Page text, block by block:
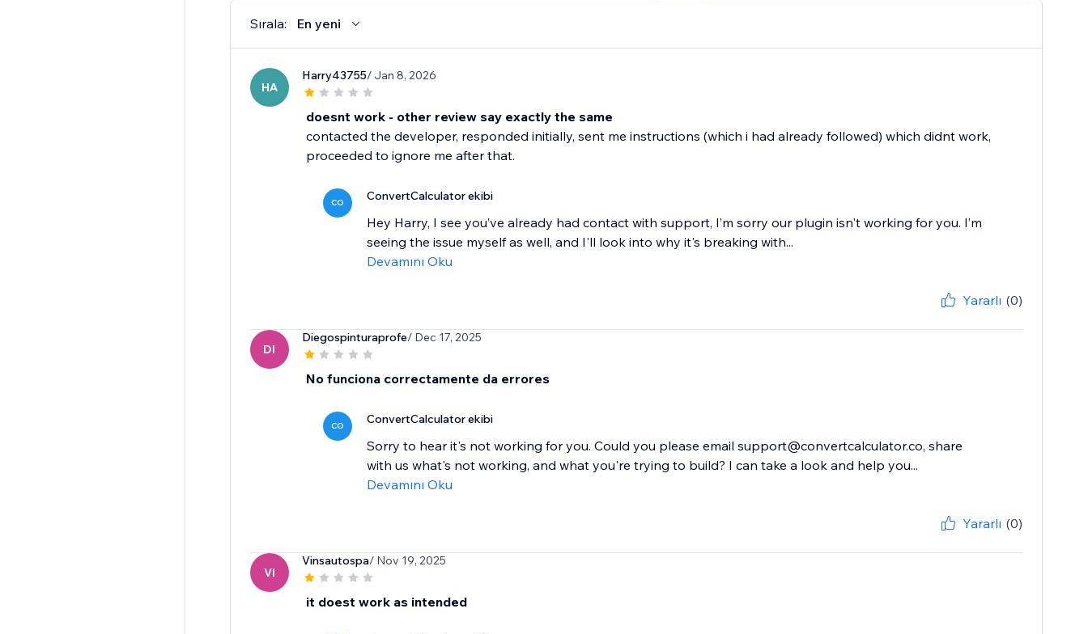
Sırala: En yeni
HA
Harry43755/ Jan 8, 2026
doesnt work - other review say exactly the same
contacted the developer, responded initially, sent me instructions (which i had already followed) which didnt work,
proceeded to ignore me after that.
CO ConvertCalculator ekibi
Hey Harry, I see you’ve already had contact with support, I’m sorry our plugin isn't working for you. I’m
seeing the issue myself as well, and I'll look into why it's breaking with...
Devamını Oku
Yararlı (0)
DI
Diegospinturaprofe/ Dec 17, 2025
No funciona correctamente da errores
CO ConvertCalculator ekibi
Sorry to hear it's not working for you. Could you please email support@convertcalculator.co, share
with us what's not working, and what you're trying to build? I can take a look and help you...
Devamını Oku
Yararlı (0)
VI
Vinsautospa/ Nov 19, 2025
it doest work as intended